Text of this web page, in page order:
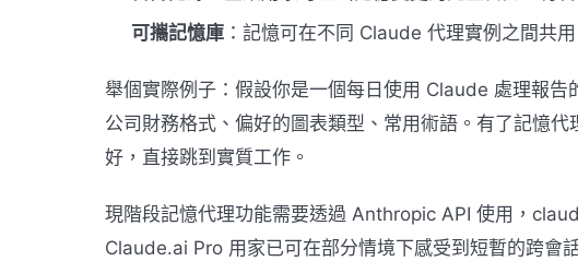
可攜記憶庫 ：記憶可在不同 Claude 代理實例之間共
舉個實際例子：假設你是一個每日使用 Claude 處理報
公司財務格式、偏好的圖表類型、常用術語。有了記憶
好，直接跳到實質工作。
現階段記憶代理功能需要透過 Anthropic API 使用，
Claude.ai Pro 用家已可在部分情境下感受到短暫的跨會